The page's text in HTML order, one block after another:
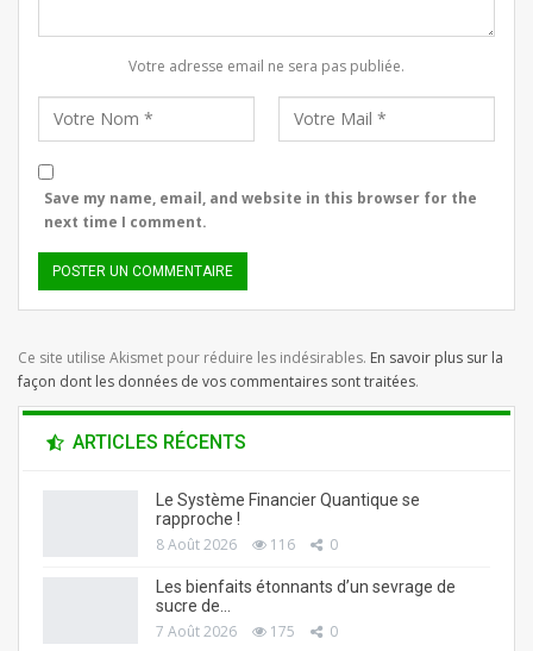
Votre adresse email ne sera pas publiée.
Save my name, email, and website in this browser for the
next time I comment.
Ce site utilise Akismet pour réduire les indésirables. En savoir plus sur la
façon dont les données de vos commentaires sont traitées.
ARTICLES RÉCENTS
Le Système Financier Quantique se
rapproche !
8 Août 2026 116 0
Les bienfaits étonnants d’un sevrage de
sucre de…
7 Août 2026 175 0